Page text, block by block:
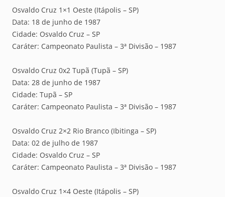
Osvaldo Cruz 1×1 Oeste (Itápolis – SP)
Data: 18 de junho de 1987
Cidade: Osvaldo Cruz – SP
Caráter: Campeonato Paulista – 3ª Divisão – 1987
Osvaldo Cruz 0x2 Tupã (Tupã – SP)
Data: 28 de junho de 1987
Cidade: Tupã – SP
Caráter: Campeonato Paulista – 3ª Divisão – 1987
Osvaldo Cruz 2×2 Rio Branco (Ibitinga – SP)
Data: 02 de julho de 1987
Cidade: Osvaldo Cruz – SP
Caráter: Campeonato Paulista – 3ª Divisão – 1987
Osvaldo Cruz 1×4 Oeste (Itápolis – SP)